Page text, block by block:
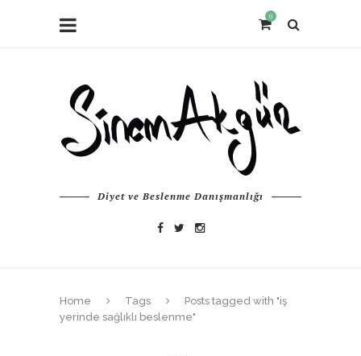
0
Diyet ve Beslenme Danışmanlığı
Home Tags
Posts tagged with "iş
yerinde sağlıklı beslenme"